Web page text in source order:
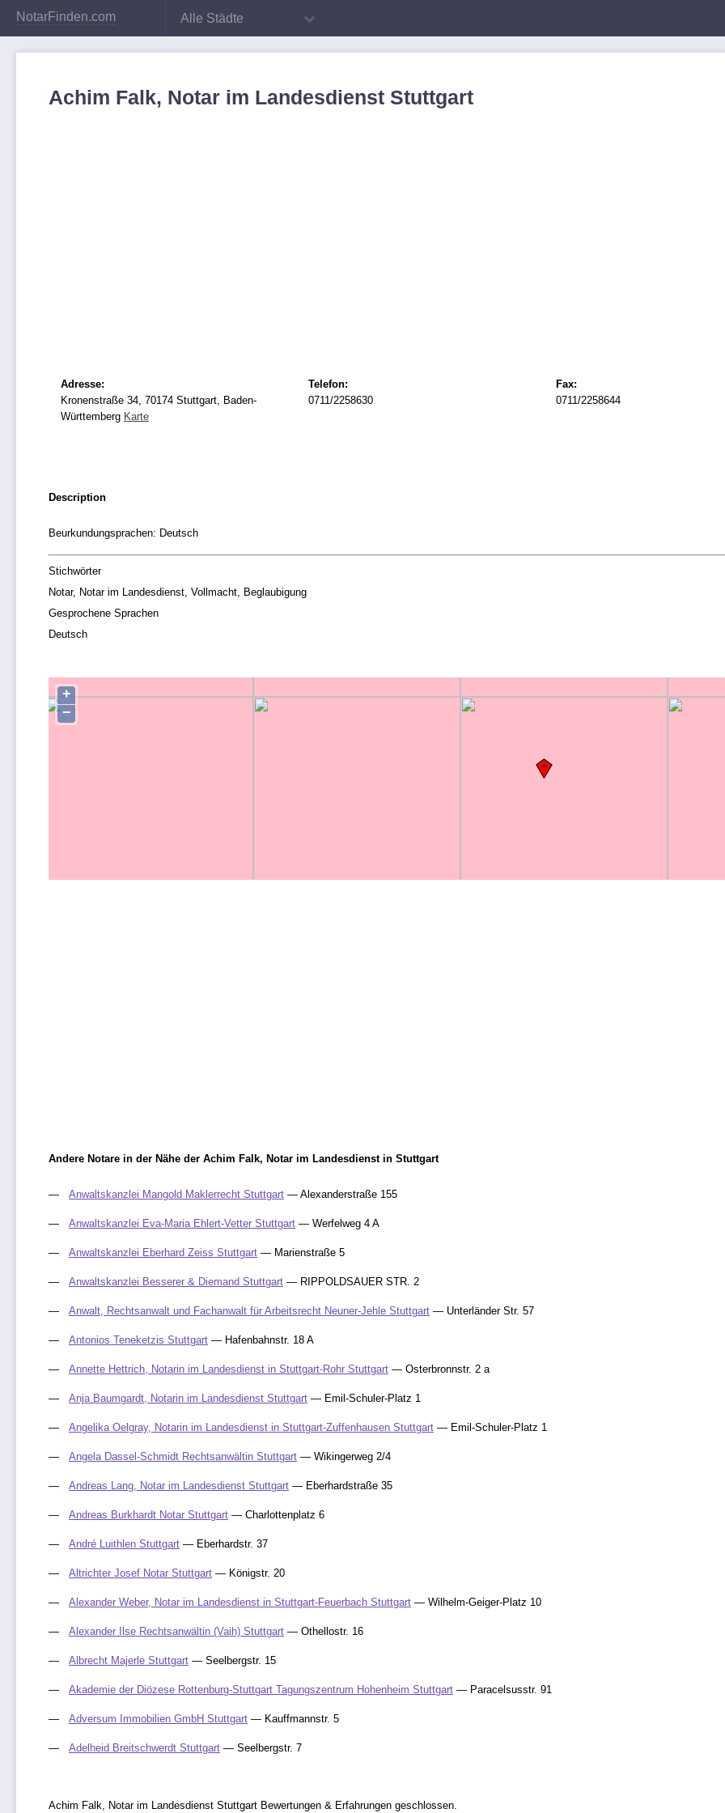
NotarFinden.com Alle Städte
Achim Falk, Notar im Landesdienst Stuttgart
Adresse:
Kronenstraße 34, 70174 Stuttgart, Baden-
Württemberg Karte
Telefon:
0711/2258630
Fax:
0711/2258644
Description
Beurkundungsprachen: Deutsch
Stichwörter
Notar, Notar im Landesdienst, Vollmacht, Beglaubigung
Gesprochene Sprachen
Deutsch
+
−
Andere Notare in der Nähe der Achim Falk, Notar im Landesdienst in Stuttgart
Anwaltskanzlei Mangold Maklerrecht Stuttgart — Alexanderstraße 155
Anwaltskanzlei Eva-Maria Ehlert-Vetter Stuttgart — Werfelweg 4 A
Anwaltskanzlei Eberhard Zeiss Stuttgart — Marienstraße 5
Anwaltskanzlei Besserer & Diemand Stuttgart — RIPPOLDSAUER STR. 2
Anwalt, Rechtsanwalt und Fachanwalt für Arbeitsrecht Neuner-Jehle Stuttgart — Unterländer Str. 57
Antonios Teneketzis Stuttgart — Hafenbahnstr. 18 A
Annette Hettrich, Notarin im Landesdienst in Stuttgart-Rohr Stuttgart — Osterbronnstr. 2 a
Anja Baumgardt, Notarin im Landesdienst Stuttgart — Emil-Schuler-Platz 1
Angelika Oelgray, Notarin im Landesdienst in Stuttgart-Zuffenhausen Stuttgart — Emil-Schuler-Platz 1
Angela Dassel-Schmidt Rechtsanwältin Stuttgart — Wikingerweg 2/4
Andreas Lang, Notar im Landesdienst Stuttgart — Eberhardstraße 35
Andreas Burkhardt Notar Stuttgart — Charlottenplatz 6
André Luithlen Stuttgart — Eberhardstr. 37
Altrichter Josef Notar Stuttgart — Königstr. 20
Alexander Weber, Notar im Landesdienst in Stuttgart-Feuerbach Stuttgart — Wilhelm-Geiger-Platz 10
Alexander Ilse Rechtsanwältin (Vaih) Stuttgart — Othellostr. 16
Albrecht Majerle Stuttgart — Seelbergstr. 15
Akademie der Diözese Rottenburg-Stuttgart Tagungszentrum Hohenheim Stuttgart — Paracelsusstr. 91
Adversum Immobilien GmbH Stuttgart — Kauffmannstr. 5
Adelheid Breitschwerdt Stuttgart — Seelbergstr. 7
Achim Falk, Notar im Landesdienst Stuttgart Bewertungen & Erfahrungen geschlossen.